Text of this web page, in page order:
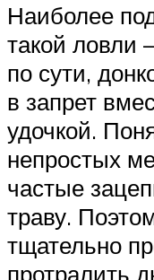
Наиболее
такой ловли
по сути,
в запрет
удочкой.
непростых
частые
траву.
тщательно
протралить